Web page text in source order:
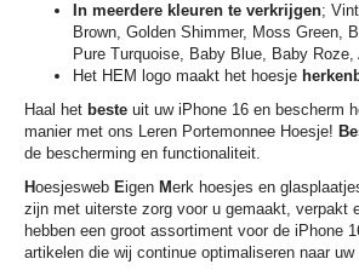
In meerdere kleuren te verkrijgen;
Brown, Golden Shimmer, Moss Green,
Pure Turquoise, Baby Blue, Baby
Het HEM logo maakt het hoesje
Haal het beste uit uw iPhone 16 en bescherm
manier met ons Leren Portemonnee Hoesje!
de bescherming en functionaliteit.
Hoesjesweb Eigen Merk hoesjes en
zijn met uiterste zorg voor u gemaakt, verpakt
hebben een groot assortiment voor de iPhone
artikelen die wij continue optimaliseren naar